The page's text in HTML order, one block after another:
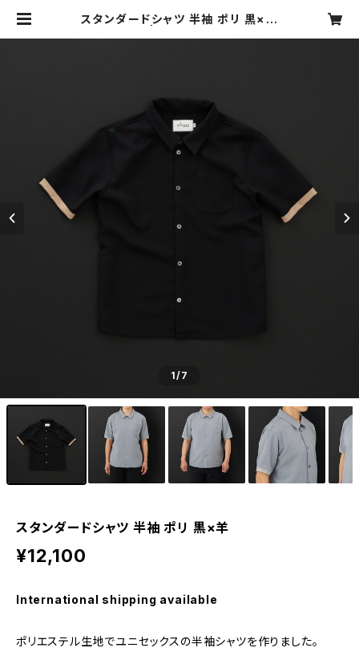
スタンダードシャツ 半袖 ポリ 黒×羊
1/7
スタンダードシャツ 半袖 ポリ 黒×羊
¥12,100
International shipping available
ポリエステル生地でユニセックスの半袖シャツを作りました。